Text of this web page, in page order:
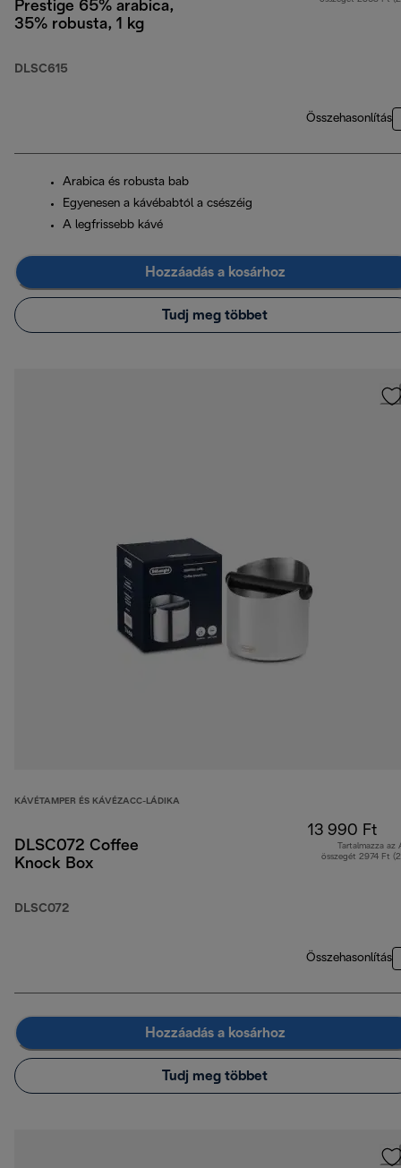
Prestige 65% arabica,
35% robusta, 1 kg
DLSC615
Összehasonlítás
Arabica és robusta bab
Egyenesen a kávébabtól a csészéig
A legfrissebb kávé
Hozzáadás a kosárhoz
Tudj meg többet
KÁVÉTAMPER ÉS KÁVÉZACC-LÁDIKA
DLSC072 Coffee
Knock Box
DLSC072
13 990 Ft
Tartalmazza az
összegét 2974 Ft
Összehasonlítás
Hozzáadás a kosárhoz
Tudj meg többet